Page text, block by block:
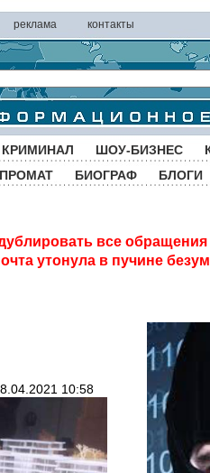
реклама контакты
КРИМИНАЛ ШОУ-БИЗНЕС
БИОГРАФ БЛОГИ
все обращения
утонула в пучине
10:58